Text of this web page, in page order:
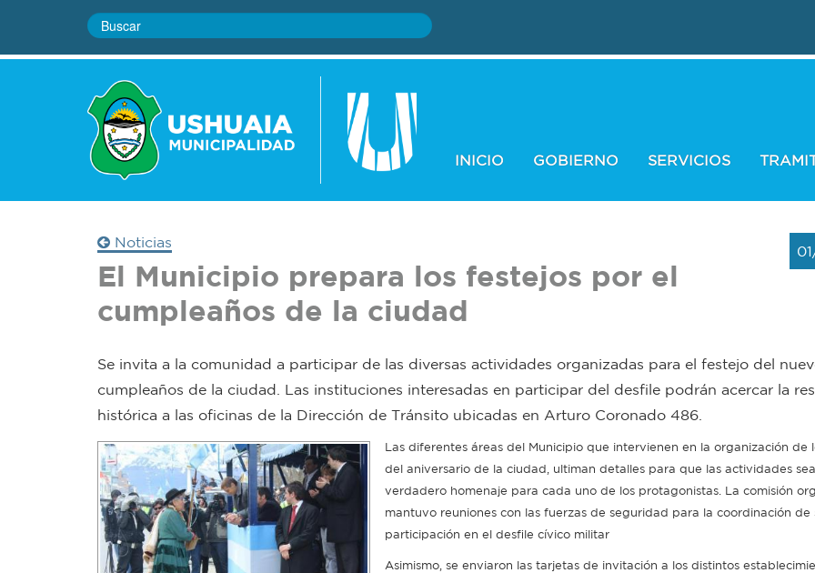
INICIO GOBIERNO SERVICIOS
Noticias
El Municipio prepara los festejos por el
cumpleaños de la ciudad
Se invita a la comunidad a participar de las diversas actividades organizadas para el festejo del
cumpleaños de la ciudad. Las instituciones interesadas en participar del desfile podrán acercar la
histórica a las oficinas de la Dirección de Tránsito ubicadas en Arturo Coronado 486.
Las diferentes áreas del Municipio que intervienen en la organización de
del aniversario de la ciudad, ultiman detalles para que las actividades
verdadero homenaje para cada uno de los protagonistas. La comisión
mantuvo reuniones con las fuerzas de seguridad para la coordinación de
participación en el desfile cívico militar
Asimismo, se enviaron las tarjetas de invitación a los distintos